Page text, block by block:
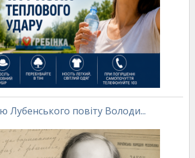
Лубенського повіту Володи...